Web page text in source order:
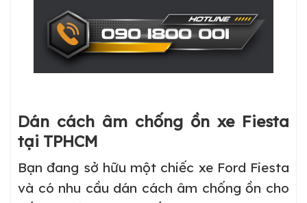
Dán cách âm chống ồn xe Fiesta
tại TPHCM
Bạn đang sở hữu một chiếc xe Ford Fiesta
và có nhu cầu dán cách âm chống ồn cho